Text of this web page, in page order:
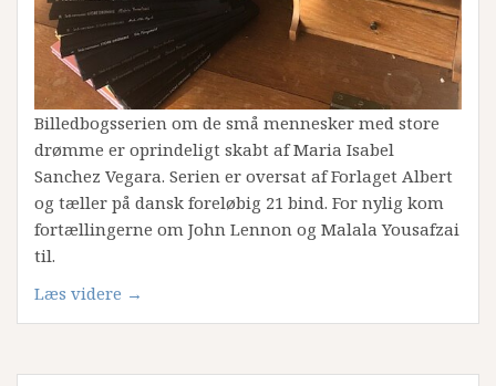
Billedbogsserien om de små mennesker med store
drømme er oprindeligt skabt af Maria Isabel
Sanchez Vegara. Serien er oversat af Forlaget Albert
og tæller på dansk foreløbig 21 bind. For nylig kom
fortællingerne om John Lennon og Malala Yousafzai
til.
Læs videre “Små
mennesker
drømme;
→